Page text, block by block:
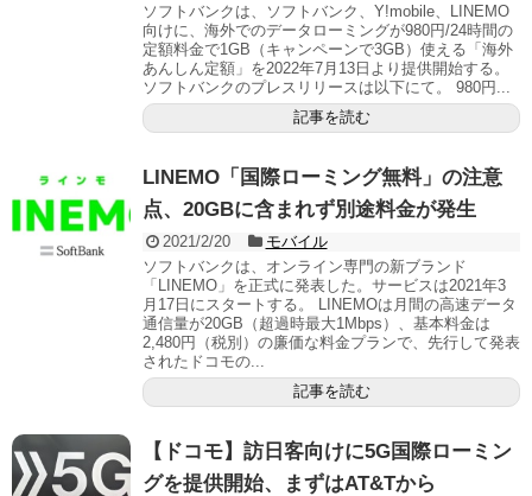
ソフトバンクは、ソフトバンク、Y!mobile、LINEMO
向けに、海外でのデータローミングが980円/24時間の
定額料金で1GB（キャンペーンで3GB）使える「海外
あんしん定額」を2022年7月13日より提供開始する。
ソフトバンクのプレスリリースは以下にて。 980円...
記事を読む
LINEMO「国際ローミング無料」の注意
点、20GBに含まれず別途料金が発生
2021/2/20
モバイル
ソフトバンクは、オンライン専門の新ブランド
「LINEMO」を正式に発表した。サービスは2021年3
月17日にスタートする。 LINEMOは月間の高速データ
通信量が20GB（超過時最大1Mbps）、基本料金は
2,480円（税別）の廉価な料金プランで、先行して発表
されたドコモの...
記事を読む
【ドコモ】訪日客向けに5G国際ローミン
グを提供開始、まずはAT&Tから